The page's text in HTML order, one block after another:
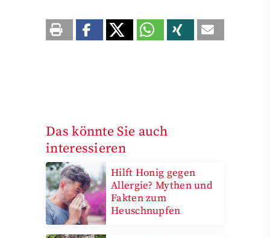
Das könnte Sie auch
interessieren
Hilft Honig gegen
Allergie? Mythen und
Fakten zum
Heuschnupfen